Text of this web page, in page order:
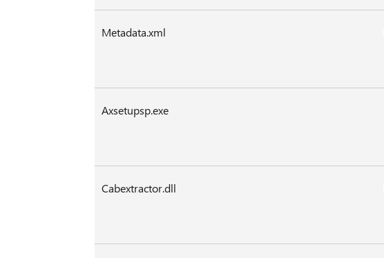
Metadata.xml
Axsetupsp.exe
Cabextractor.dll